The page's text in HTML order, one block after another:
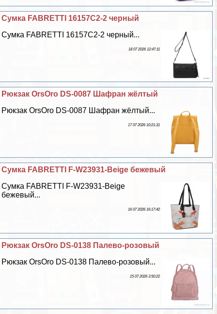
Сумка FABRETTI 16157C2-2 черный
Сумка FABRETTI 16157C2-2 черный...
18 07 2026 12:47:11
Рюкзак OrsOro DS-0087 Шафран жёлтый
Рюкзак OrsOro DS-0087 Шафран жёлтый...
17 07 2026 10:21:31
Сумка FABRETTI F-W23931-Beige бежевый
Сумка FABRETTI F-W23931-Beige
бежевый...
16 07 2026 16:17:42
Рюкзак OrsOro DS-0138 Палево-розовый
Рюкзак OrsOro DS-0138 Палево-розовый...
15 07 2026 3:50:22